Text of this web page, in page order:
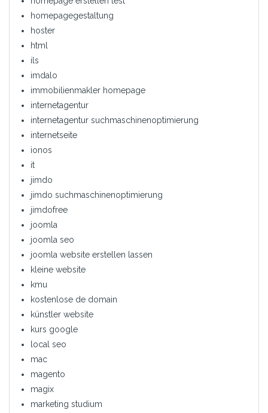
homepagegestaltung
hoster
html
ils
imdalo
immobilienmakler homepage
internetagentur
internetagentur suchmaschinenoptimierung
internetseite
ionos
it
jimdo
jimdo suchmaschinenoptimierung
jimdofree
joomla
joomla seo
joomla website erstellen lassen
kleine website
kmu
kostenlose de domain
künstler website
kurs google
local seo
mac
magento
magix
marketing studium